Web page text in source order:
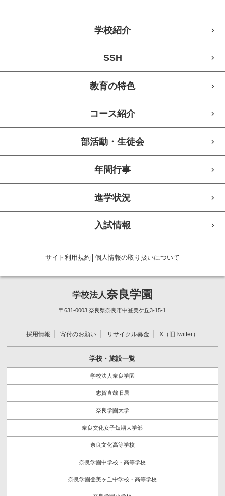
学校紹介
SSH
教育の特色
コース紹介
部活動・生徒会
年間行事
進学状況
入試情報
サイト利用規約 個人情報の取り扱いについて
学校法人奈良学園
〒631-0003 奈良県奈良市中登美ケ丘3-15-1
採用情報 寄付のお願い リサイクル募金 X（旧Twitter）
学校・施設一覧
学校法人奈良学園
志賀直哉旧居
奈良学園大学
奈良文化女子短期大学部
奈良文化高等学校
奈良学園中学校・高等学校
奈良学園登美ヶ丘中学校・高等学校